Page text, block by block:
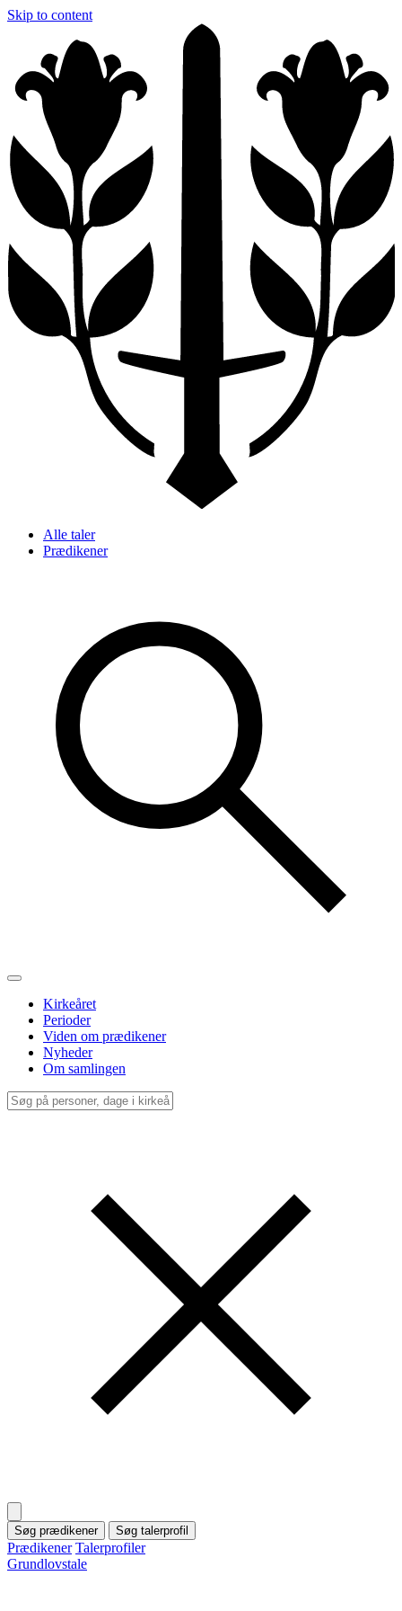
Skip to content
Alle taler
Prædikener
Kirkeåret
Perioder
Viden om prædikener
Nyheder
Om samlingen
Søg prædikener Søg talerprofil
Prædikener Talerprofiler
Grundlovstale